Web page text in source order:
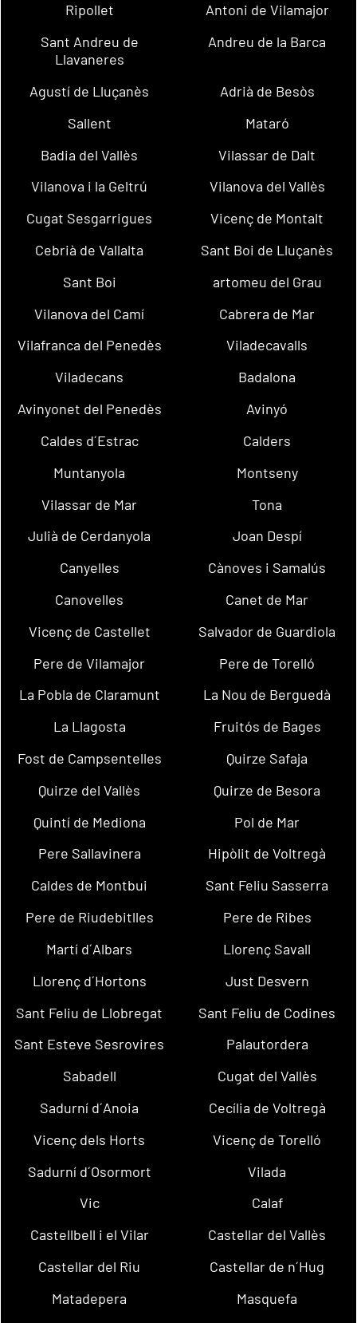
Ripollet
Antoni de Vilamajor
Sant Andreu de
Llavaneres
Andreu de la Barca
Agustí de Lluçanès
Adrià de Besòs
Sallent
Mataró
Badia del Vallès
Vilassar de Dalt
Vilanova i la Geltrú
Vilanova del Vallès
Cugat Sesgarrigues
Vicenç de Montalt
Cebrià de Vallalta
Sant Boi de Lluçanès
Sant Boi
artomeu del Grau
Vilanova del Camí
Cabrera de Mar
Vilafranca del Penedès
Viladecavalls
Viladecans
Badalona
Avinyonet del Penedès
Avinyó
Caldes d´Estrac
Calders
Muntanyola
Montseny
Vilassar de Mar
Tona
Julià de Cerdanyola
Joan Despí
Canyelles
Cànoves i Samalús
Canovelles
Canet de Mar
Vicenç de Castellet
Salvador de Guardiola
Pere de Vilamajor
Pere de Torelló
La Pobla de Claramunt
La Nou de Berguedà
La Llagosta
Fruitós de Bages
Fost de Campsentelles
Quirze Safaja
Quirze del Vallès
Quirze de Besora
Quintí de Mediona
Pol de Mar
Pere Sallavinera
Hipòlit de Voltregà
Caldes de Montbui
Sant Feliu Sasserra
Pere de Riudebitlles
Pere de Ribes
Martí d´Albars
Llorenç Savall
Llorenç d´Hortons
Just Desvern
Sant Feliu de Llobregat
Sant Feliu de Codines
Sant Esteve Sesrovires
Palautordera
Sabadell
Cugat del Vallès
Sadurní d´Anoia
Cecília de Voltregà
Vicenç dels Horts
Vicenç de Torelló
Sadurní d´Osormort
Vilada
Vic
Calaf
Castellbell i el Vilar
Castellar del Vallès
Castellar del Riu
Castellar de n´Hug
Matadepera
Masquefa